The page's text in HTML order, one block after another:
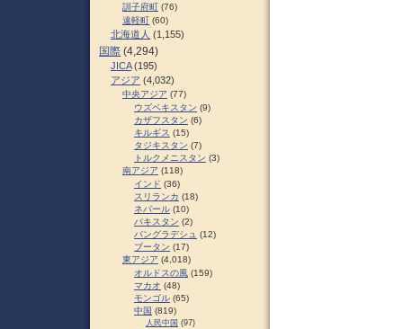
訓子府町 (76)
遠軽町 (60)
北海道人 (1,155)
国際 (4,294)
JICA(195)
アジア (4,032)
中央アジア (77)
ウズベキスタン (9)
カザフスタン (6)
キルギス (15)
タジキスタン (7)
トルクメニスタン (3)
南アジア (118)
インド (36)
スリランカ (18)
ネパール (10)
パキスタン (2)
バングラデシュ (12)
ブータン (17)
東アジア (4,018)
オルドスの風 (159)
マカオ (48)
モンゴル (65)
中国 (819)
人民中国 (97)